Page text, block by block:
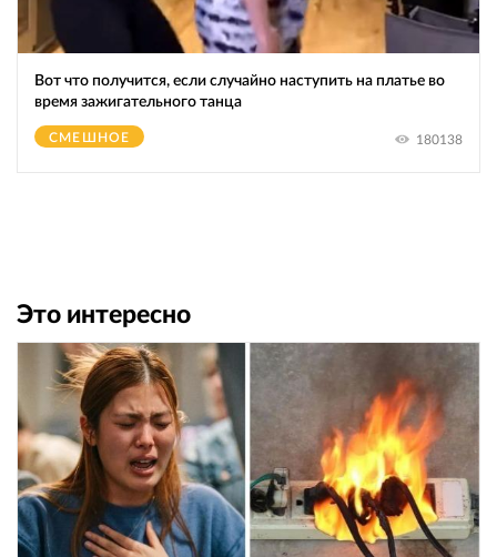
Вот что получится, если случайно наступить на платье во
время зажигательного танца
СМЕШНОЕ 180138
Это интересно